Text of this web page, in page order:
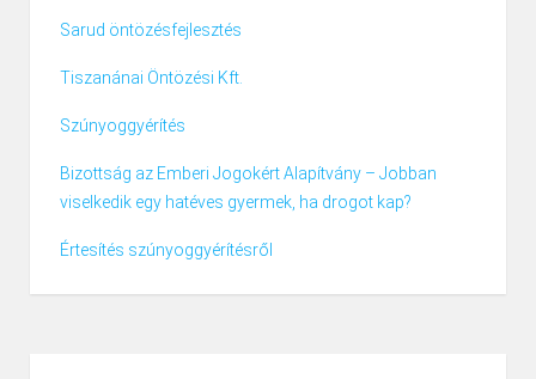
Sarud öntözésfejlesztés
Tiszanánai Öntözési Kft.
Szúnyoggyérítés
Bizottság az Emberi Jogokért Alapítvány – Jobban
viselkedik egy hatéves gyermek, ha drogot kap?
Értesítés szúnyoggyérítésről